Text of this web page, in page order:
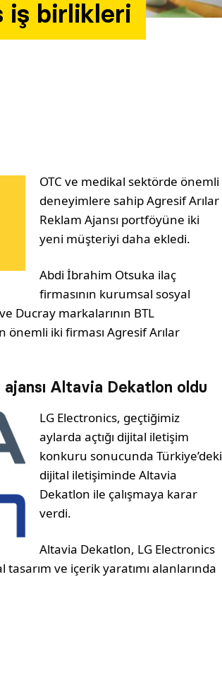
iş birlikleri
OTC ve medikal sektörde önemli
deneyimlere sahip Agresif Arılar
Reklam Ajansı portföyüne iki
yeni müşteriyi daha ekledi.
Abdi İbrahim Otsuka ilaç
firmasının kurumsal sosyal
Ducray markalarının BTL
önemli iki firması Agresif Arılar
Altavia Dekatlon oldu
LG Electronics, geçtiğimiz
aylarda açtığı dijital iletişim
konkuru sonucunda Türkiye’deki
dijital iletişiminde Altavia
Dekatlon ile çalışmaya karar
verdi.
Altavia Dekatlon, LG Electronics
ve içerik yaratımı alanlarında